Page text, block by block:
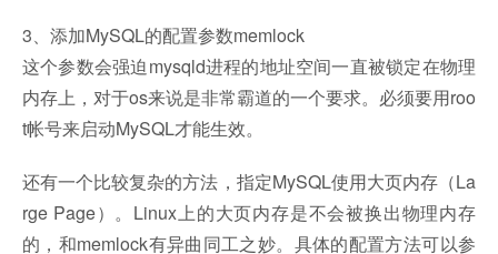
3、添加MySQL的配置参数memlock
这个参数会强迫mysqld进程的地址空间一直被锁定在物理
内存上，对于os来说是非常霸道的一个要求。必须要用roo
t帐号来启动MySQL才能生效。
还有一个比较复杂的方法，指定MySQL使用大页内存（La
rge Page）。Linux上的大页内存是不会被换出物理内存
的，和memlock有异曲同工之妙。具体的配置方法可以参